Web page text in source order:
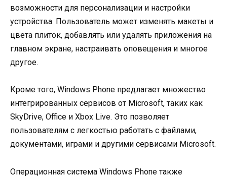
возможности для персонализации и настройки
устройства. Пользователь может изменять макеты и
цвета плиток, добавлять или удалять приложения на
главном экране, настраивать оповещения и многое
другое.
Кроме того, Windows Phone предлагает множество
интегрированных сервисов от Microsoft, таких как
SkyDrive, Office и Xbox Live. Это позволяет
пользователям с легкостью работать с файлами,
документами, играми и другими сервисами Microsoft.
Операционная система Windows Phone также